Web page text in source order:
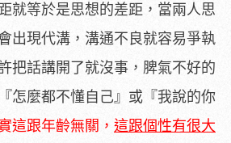
就等於是思想的差距，當兩人思
出現代溝，溝通不良就容易爭執
把話講開了就沒事，脾氣不好的
怎麼都不懂自己』或『我說的你
這跟年齡無關， 這跟個性有很大